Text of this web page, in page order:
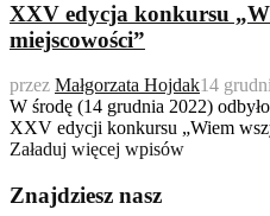
Znajdziesz nasz
XXV edycja konkursu
miejscowości”
przez Małgorzata Hojdak14
W środę (14 grudnia 2022)
XXV edycji konkursu „Wiem
Załaduj więcej wpisów